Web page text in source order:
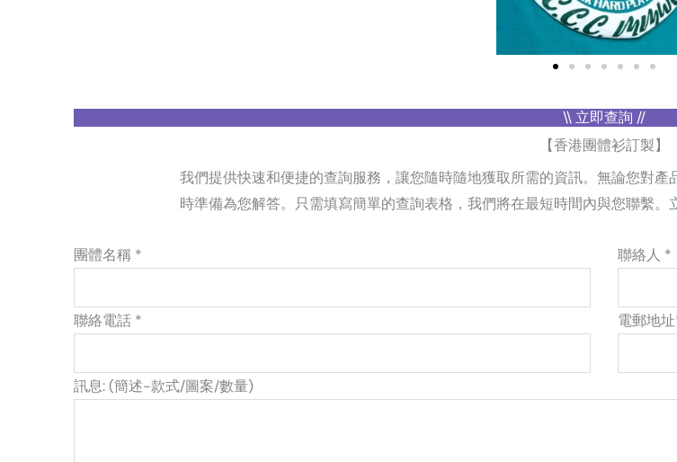
\\ 立即查詢 //
【香港團體衫訂製】
我們提供快速和便捷的查詢服務，讓您隨時隨地獲取所需的資訊。無論您對
時準備為您解答。只需填寫簡單的查詢表格，我們將在最短時間內與您聯繫。
團體名稱 * 聯絡人 *
聯絡電話 * 電郵地
訊息: (簡述-款式/圖案/數量)